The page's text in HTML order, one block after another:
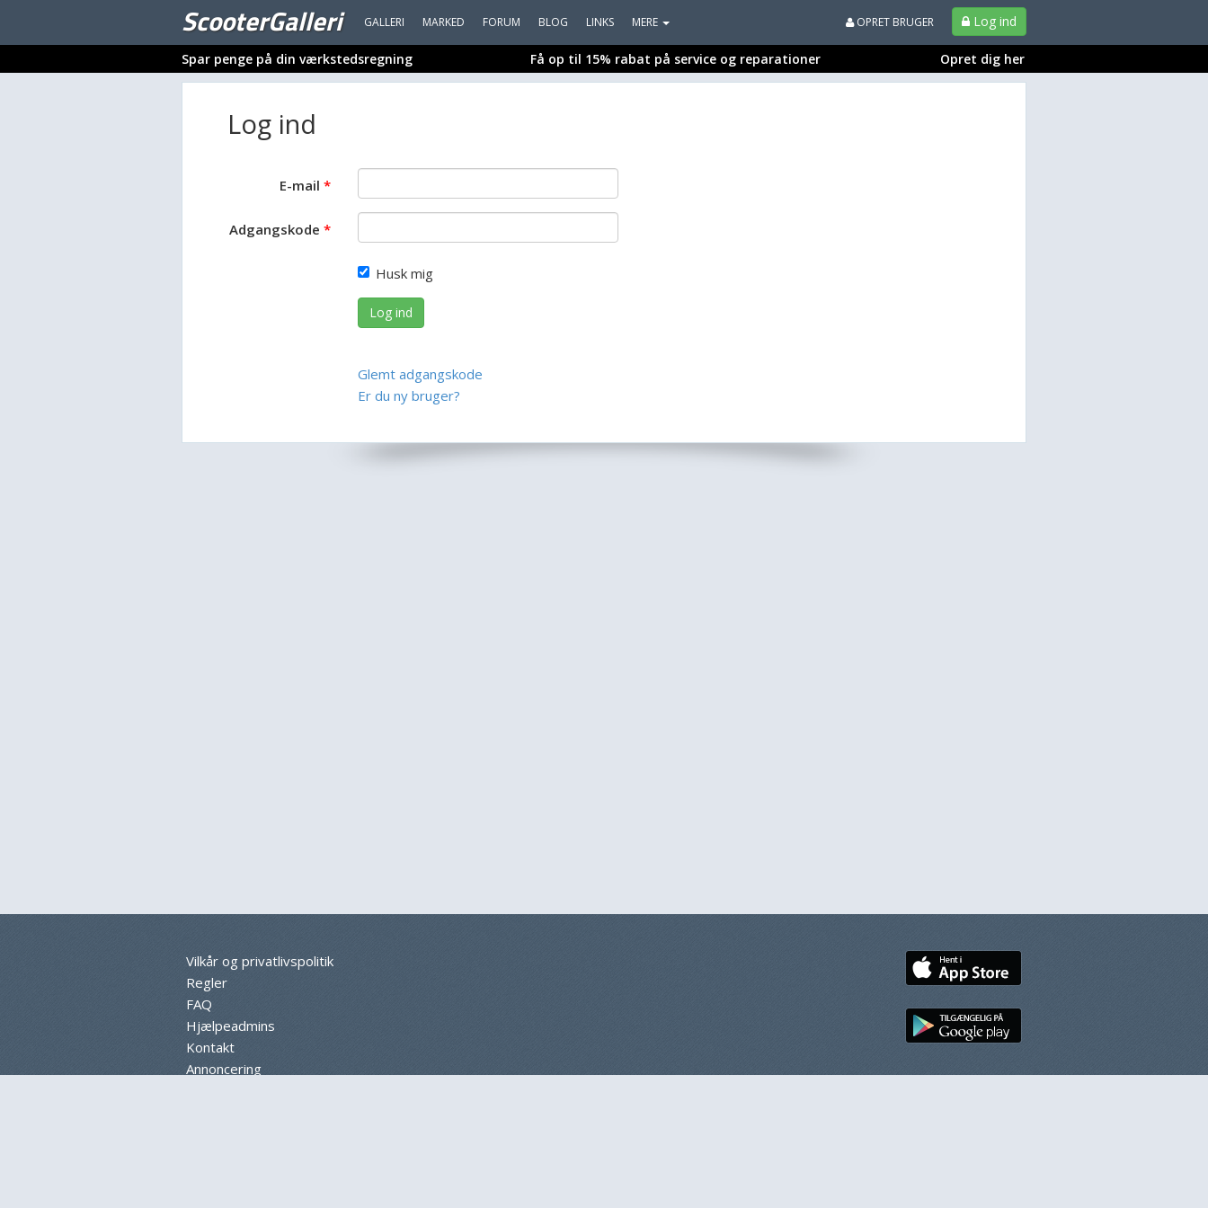
ScooterGalleri GALLERI MARKED FORUM BLOG LINKS MERE Log ind
OPRET BRUGER
Spar penge på din værkstedsregning Få op til 15% rabat på service og reparationer Opret dig her
Log ind
E-mail
Adgangskode
Husk mig
Log ind
Glemt adgangskode
Er du ny bruger?
Vilkår og privatlivspolitik
Regler
FAQ
Hjælpeadmins
Kontakt
Annoncering